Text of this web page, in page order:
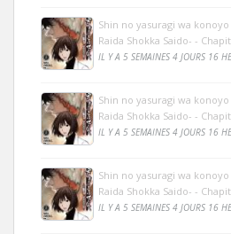
Shin no yasuragi wa
Raida Shokka Saido- -
IL Y A 5 SEMAINES 4 JOURS 16
Shin no yasuragi wa
Raida Shokka Saido- -
IL Y A 5 SEMAINES 4 JOURS 16
Shin no yasuragi wa
Raida Shokka Saido- -
IL Y A 5 SEMAINES 4 JOURS 16